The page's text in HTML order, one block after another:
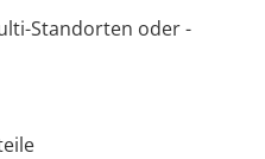
Standorten oder -